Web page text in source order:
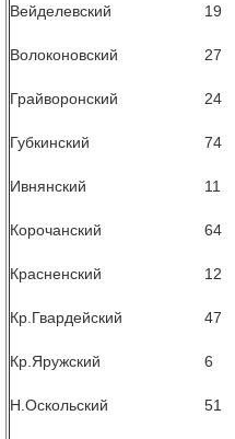
Вейделевский 19
Волоконовский 27
Грайворонский 24
Губкинский 74
Ивнянский 11
Корочанский 64
Красненский 12
Кр.Гвардейский 47
Кр.Яружский 6
Н.Оскольский 51